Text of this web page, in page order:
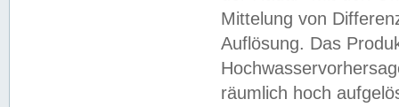
Mittelung von
Auflösung. Das
räumlich hoch